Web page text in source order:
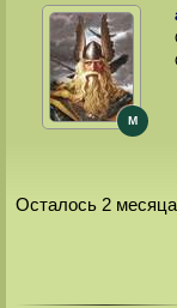
M
Осталось 2